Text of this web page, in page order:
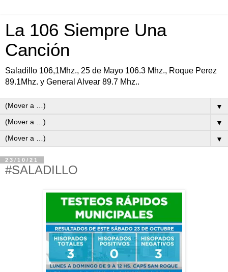
La 106 Siempre Una
Canción
Saladillo 106,1Mhz., 25 de Mayo 106.3 Mhz., Roque Perez
89.1Mhz. y General Alvear 89.7 Mhz..
▼
▼
▼
23/10/21
#SALADILLO